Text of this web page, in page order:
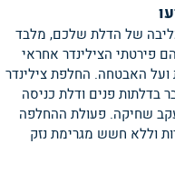
של הדלת שלכם, מלבד
פירטתי הצילינדר אחראי
האבטחה. החלפת צילינדר
בדלתות פנים ודלת כניסה
שחיקה. פעולת ההחלפה
וללא חשש מגרימת נזק